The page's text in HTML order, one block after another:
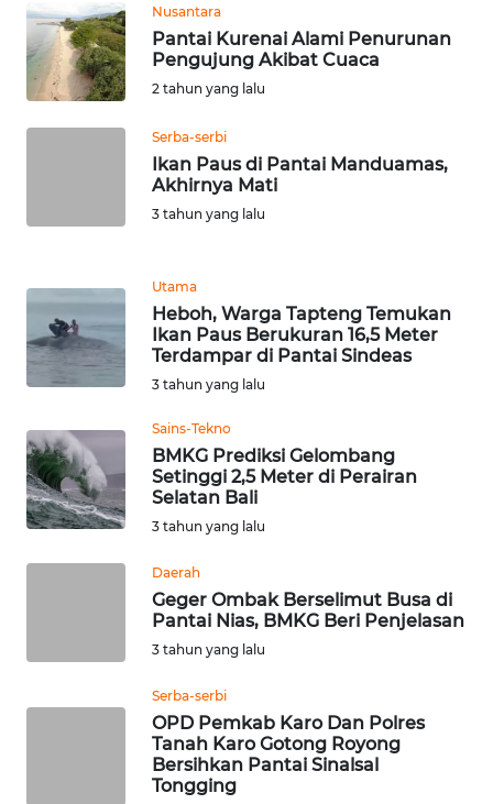
Nusantara
Pantai Kurenai Alami Penurunan
Pengujung Akibat Cuaca
2 tahun yang lalu
Serba-serbi
Ikan Paus di Pantai Manduamas,
Akhirnya Mati
3 tahun yang lalu
Utama
Heboh, Warga Tapteng Temukan
Ikan Paus Berukuran 16,5 Meter
Terdampar di Pantai Sindeas
3 tahun yang lalu
Sains-Tekno
BMKG Prediksi Gelombang
Setinggi 2,5 Meter di Perairan
Selatan Bali
3 tahun yang lalu
Daerah
Geger Ombak Berselimut Busa di
Pantai Nias, BMKG Beri Penjelasan
3 tahun yang lalu
Serba-serbi
OPD Pemkab Karo Dan Polres
Tanah Karo Gotong Royong
Bersihkan Pantai Sinalsal
Tongging
WN
BEKASI
WN
UTARA
WN
SAMOSIR
WN
PADANG
LAWAS
SUMEDANG
WN